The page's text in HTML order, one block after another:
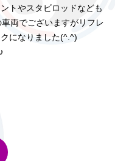
トやスタビロッドなども
両でございますがリフレ
になりました(^.^)